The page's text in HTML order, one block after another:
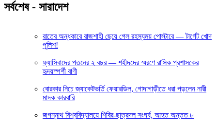
সর্বশেষ - সারাদেশ
রাতের অন্ধকারে রাজশাহী ছেয়ে গেল রহস্যময় পোস্টারে — টার্গেট খোদ
পুলিশ!
ফ্যাসিবাদের পতনের ২ বছর — শহীদদের স্মরণে রাসিক প্রশাসকের
হৃদয়স্পর্শী বাণী
বোরকার নিচে জ্যাকেটভর্তি ফেয়ারডিল, গোদাগাড়ীতে ধরা পড়লেন নারী
মাদক কারবারি
জগন্নাথ বিশ্ববিদ্যালয়ে শিবির-ছাত্রদল সংঘর্ষ, আহত অন্তত ৮